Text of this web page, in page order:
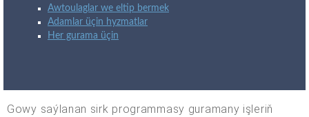
Awtoulaglar we eltip bermek
Adamlar üçin hyzmatlar
Her gurama üçin
Gowy saýlanan sirk programmasy guramany işleriň